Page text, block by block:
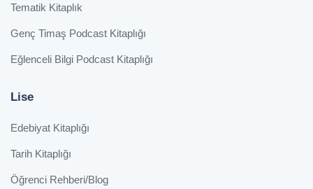
Tematik Kitaplık
Genç Timaş Podcast Kitaplığı
Eğlenceli Bilgi Podcast Kitaplığı
Lise
Edebiyat Kitaplığı
Tarih Kitaplığı
Öğrenci Rehberi/Blog